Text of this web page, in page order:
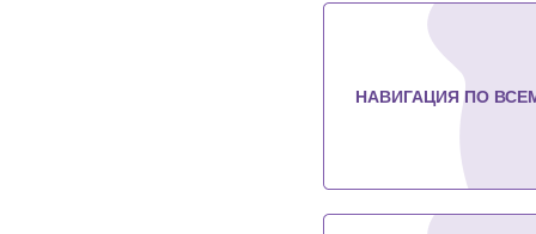
НАВИГАЦИЯ ПО